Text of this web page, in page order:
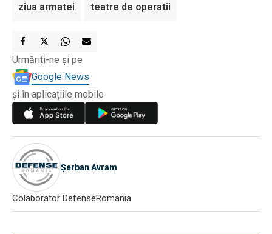
ziua armatei teatre de operatii
Urmăriți-ne și pe
Google News
și în aplicațiile mobile
Șerban Avram
Colaborator DefenseRomania